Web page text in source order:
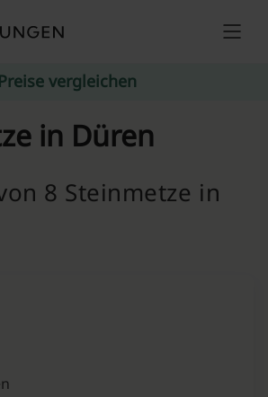
Preise vergleichen
in Düren
8 Steinmetze in